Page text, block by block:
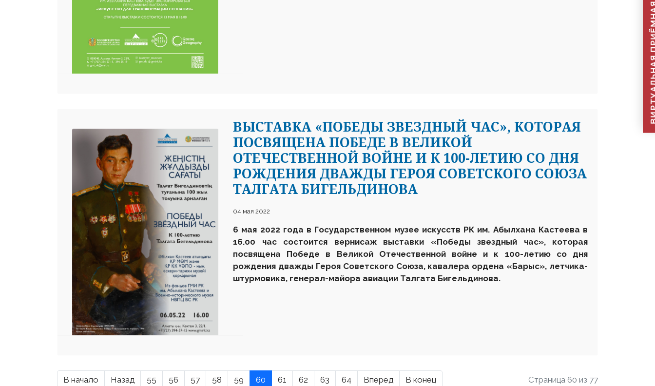
ВЫСТАВКА «ПОБЕДЫ ЗВЕЗДНЫЙ ЧАС», КОТОРАЯ
ПОСВЯЩЕНА ПОБЕДЕ В ВЕЛИКОЙ
ОТЕЧЕСТВЕННОЙ ВОЙНЕ И К 100-ЛЕТИЮ СО ДНЯ
РОЖДЕНИЯ ДВАЖДЫ ГЕРОЯ СОВЕТСКОГО СОЮЗА
ТАЛГАТА БИГЕЛЬДИНОВА
04 мая 2022
6 мая 2022 года в Государственном музее искусств РК им. Абылхана Кастеева в
16.00 час состоится вернисаж выставки «Победы звездный час», которая
посвящена Победе в Великой Отечественной войне и к 100-летию со дня
рождения дважды Героя Советского Союза, кавалера ордена «Барыс», летчика-
штурмовика, генерал-майора авиации Талгата Бигельдинова.
В начало Назад 55 56 57 58 59 60 61 62 63 64 Вперед В конец Страница 60 из 77